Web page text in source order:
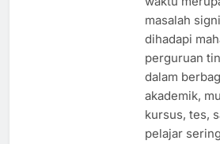
masalah
dihadapi
perguruan
dalam
akademik,
kursus, tes,
pelajar